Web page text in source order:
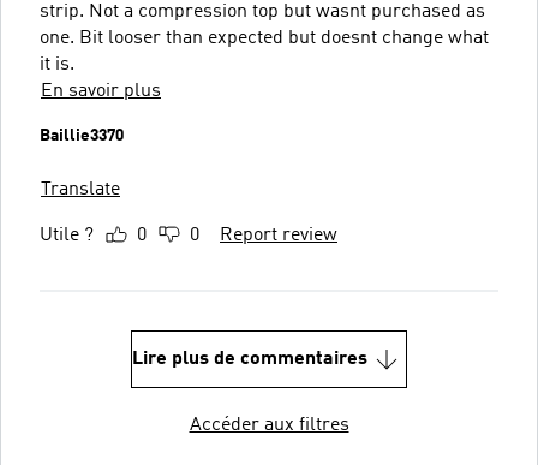
strip. Not a compression top but wasnt purchased as
one. Bit looser than expected but doesnt change what
it is.
En savoir plus
Baillie3370
Translate
Utile ? 0 0 Report review
Lire plus de commentaires
Accéder aux filtres